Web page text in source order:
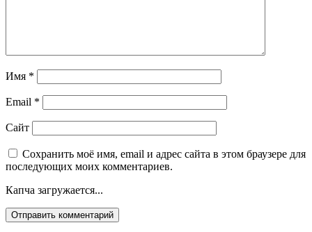
Имя *
Email *
Сайт
Сохранить моё имя, email и адрес сайта в этом браузере для
последующих моих комментариев.
Капча загружается...